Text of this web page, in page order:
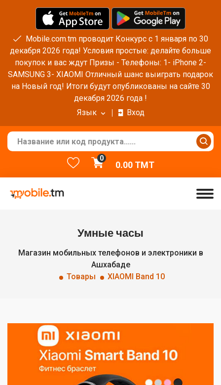
Mobile.com.tm проводит Конкурс с 1 января по 30
декабря 2026 года! Условия простые: делайте больше
покупок и вас ждут Призы - Телефоны: 1- iPhone 2-
SAMSUNG 3- XIAOMI Отличный шанс выиграть подарок
на Новый год! Итоги будут опубликованы на сайте 30
декабря 2026 года !
Язык
Вход
0
0.00TMT
Умные часы
Магазин мобильных телефонов и электроники в
Ашхабаде
Товары
XIAOMI Band 10